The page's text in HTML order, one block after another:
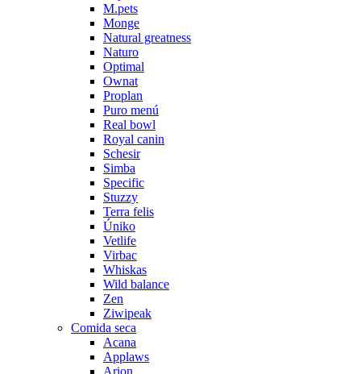
M.pets
Monge
Natural greatness
Naturo
Optimal
Ownat
Proplan
Puro menú
Real bowl
Royal canin
Schesir
Simba
Specific
Stuzzy
Terra felis
Úniko
Vetlife
Virbac
Whiskas
Wild balance
Zen
Ziwipeak
Comida seca
Acana
Applaws
Arion